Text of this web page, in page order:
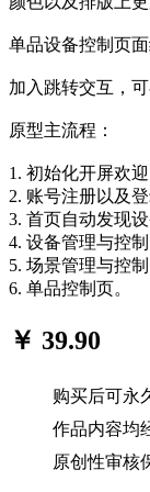
单品设备控制页面
加入跳转交互，
原型主流程：
1. 初始化开屏欢迎
2. 账号注册以及登
3. 首页自动发现
4. 设备管理与控制
5. 场景管理与控制
6. 单品控制页。
￥ 39.90
购买后可永
作品内容均
原创性审核